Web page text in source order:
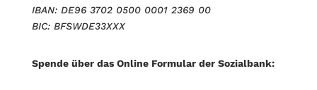
IBAN: DE96 3702 0500 0001 2369 00
BIC: BFSWDE33XXX
Spende über das Online Formular der Sozialbank: